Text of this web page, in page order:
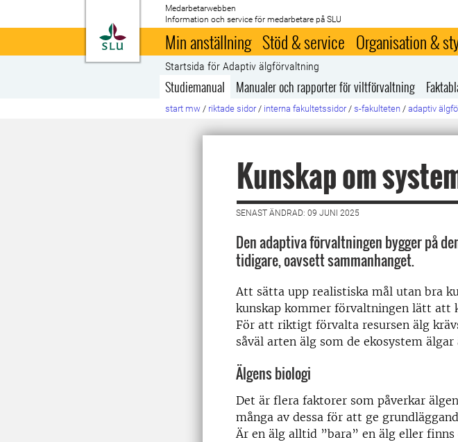
Till startsida
Medarbetarwebben
Information och service för medarbetare på SLU
Min anställning Stöd & service Organisation &
Startsida för Adaptiv älgförvaltning
Studiemanual Manualer och rapporter för viltförvaltning
start mw / riktade sidor / interna fakultetssidor / s-fakulteten / adaptiv
Kunskap om
SENAST ÄNDRAD: 09 JUNI 2025
Den adaptiva förvaltningen bygger på
tidigare, oavsett sammanhanget.
Att sätta upp realistiska mål utan bra
kunskap kommer förvaltningen lätt att
För att riktigt förvalta resursen älg
såväl arten älg som de ekosystem
Älgens biologi
Det är flera faktorer som påverkar
många av dessa för att ge
Är en älg alltid ”bara” en älg eller